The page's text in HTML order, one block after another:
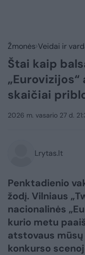
Žmonės Veidai ir
Štai kaip
skaičiai
2026 m. vasario 27 d.
Lrytas.lt
Penktadienio
žodį. Vilniaus
nacionalinės
kurio metu
atstovaus
konkurso